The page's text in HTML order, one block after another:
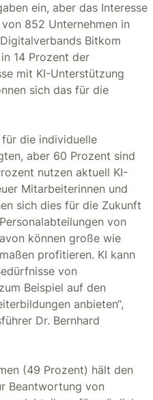
ein, aber das Interesse
852 Unternehmen in
Bitkom
14 Prozent der
mit KI-Unterstützung
sich das für die
die individuelle
aber 60 Prozent sind
nutzen aktuell KI-
Mitarbeiterinnen und
sich dies für die Zukunft
von
können große wie
profitieren. KI kann
von
Beispiel auf den
anbieten“,
Dr. Bernhard
(49 Prozent) hält den
Beantwortung von